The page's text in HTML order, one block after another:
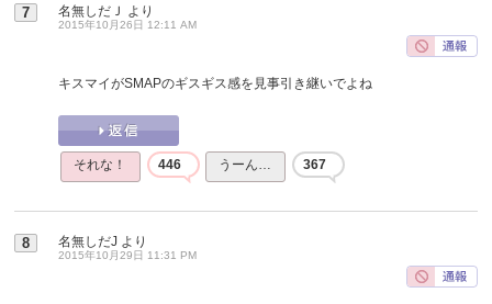
7 名無しだＪ より
2015年10月26日 12:11 AM
キスマイがSMAPのギスギス感を見事引き継いでよね
それな！ 446 うーん… 367
8 名無しだJ より
2015年10月29日 11:31 PM